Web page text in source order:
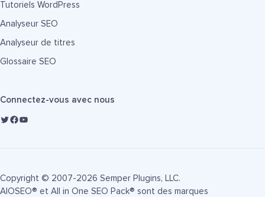
Tutoriels WordPress
Analyseur SEO
Analyseur de titres
Glossaire SEO
Connectez-vous avec nous
Copyright © 2007-2026 Semper Plugins, LLC.
AIOSEO® et All in One SEO Pack® sont des marques